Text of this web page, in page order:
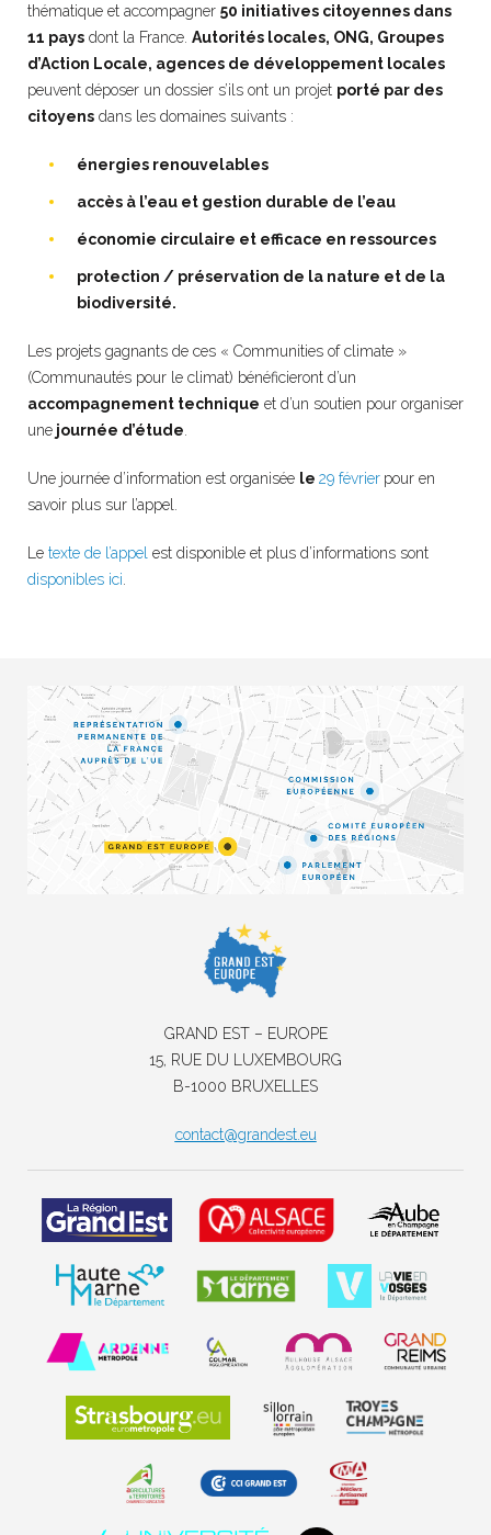
thématique et accompagner 50 initiatives citoyennes dans
11 pays dont la France. Autorités locales, ONG, Groupes
d’Action Locale, agences de développement locales
peuvent déposer un dossier s’ils ont un projet porté par des
citoyens dans les domaines suivants :
énergies renouvelables
accès à l’eau et gestion durable de l’eau
économie circulaire et efficace en ressources
protection / préservation de la nature et de la
biodiversité.
Les projets gagnants de ces « Communities of climate »
(Communautés pour le climat) bénéficieront d’un
accompagnement technique et d’un soutien pour organiser
une journée d’étude
Une journée d’information est organisée le 29 février pour en
savoir plus sur l’appel.
Le texte de l’appel est disponible et plus d’informations sont
disponibles ici
GRAND EST – EUROPE
15, RUE DU LUXEMBOURG
B-1000 BRUXELLES
contact@grandest.eu